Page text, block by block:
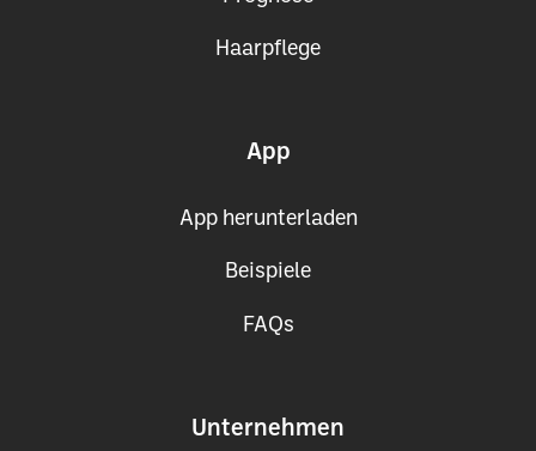
Haarpflege
App
App herunterladen
Beispiele
FAQs
Unternehmen